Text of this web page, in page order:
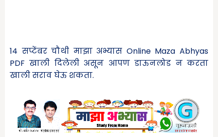
14 सप्टेंबर चौथी माझा अभ्यास Online Maza Abhyas
PDF खाली दिलेली असून आपण डाऊनलोड न करता
खाली सराव घेऊ शकता.